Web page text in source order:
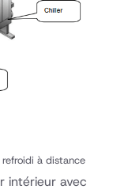
à distance
intérieur avec